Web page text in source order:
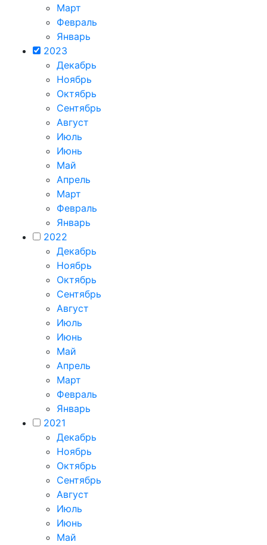
Март
Февраль
Январь
2023
Декабрь
Ноябрь
Октябрь
Сентябрь
Август
Июль
Июнь
Май
Апрель
Март
Февраль
Январь
2022
Декабрь
Ноябрь
Октябрь
Сентябрь
Август
Июль
Июнь
Май
Апрель
Март
Февраль
Январь
2021
Декабрь
Ноябрь
Октябрь
Сентябрь
Август
Июль
Июнь
Май